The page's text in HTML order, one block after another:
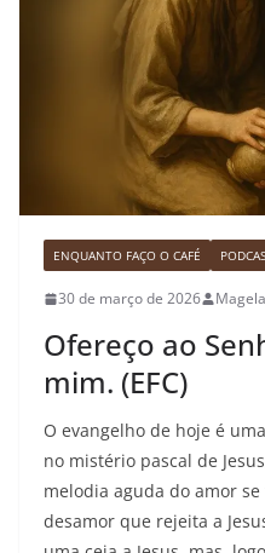
ENQUANTO FAÇO O CAFÉ
30 de março de 2026 Magela
Ofereço ao
mim. (EFC)
O evangelho de hoje é
no mistério pascal de
melodia aguda do amor
desamor que rejeita a